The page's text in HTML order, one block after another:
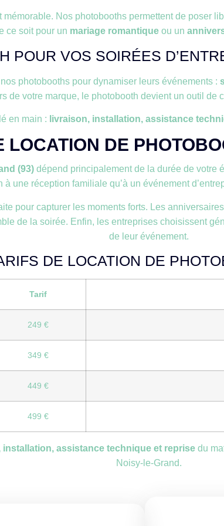
Nos photobooths permettent de poser
ce soit pour un mariage romantiqueou un
POUR VOS SOIRÉES
photobooths pour dynamiser leurs événements :
de votre marque, le photobooth devient un outil
en main : livraison, installation, assistance
LOCATION DE
(93)dépend principalement de la durée de votre
à une réception familiale qu’à un événement
pour capturer les moments forts. Les
de la soirée. Enfin, les entreprises choisissent
de leur événement.
DE LOCATION DE
Tarif
249 €
349 €
449 €
499 €
installation, assistance technique et reprise du
Noisy-le-Grand.